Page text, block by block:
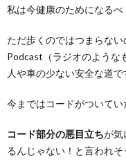
私は今健康のためになるべ
ただ歩くのではつまらな
Podcast（ラジオのような
人や車の少ない安全な道で
今まではコードがついてい
コード部分の悪目立ちが気
るんじゃない！と言われそ